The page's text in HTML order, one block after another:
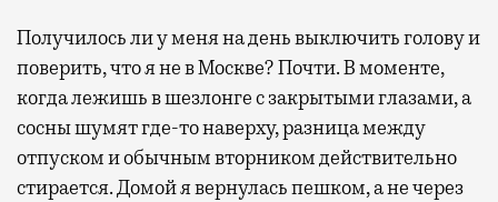
Получилось ли у меня на день выключить голову и
поверить, что я не в Москве? Почти. В моменте,
когда лежишь в шезлонге с закрытыми глазами, а
сосны шумят где-то наверху, разница между
отпуском и обычным вторником действительно
стирается. Домой я вернулась пешком, а не через